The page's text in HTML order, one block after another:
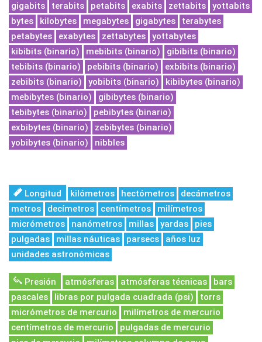
gigabits
terabits petabits exabits zettabits
yottabits
bytes
kilobytes megabytes gigabytes
terabytes
petabytes
exabytes zettabytes
yottabytes
kibibits (binario)
mebibits (binario)
gibibits (binario)
tebibits (binario)
pebibits (binario)
exbibits (binario)
zebibits (binario)
yobibits (binario)
kibibytes (binario)
mebibytes (binario)
gibibytes (binario)
tebibytes (binario)
pebibytes (binario)
exbibytes (binario)
zebibytes (binario)
yobibytes (binario)
nibbles
Longitud kilómetros hectómetros
decámetros
metros
decímetros centímetros
milímetros
micrómetros
nanómetros millas yardas
pies
pulgadas
millas náuticas parsecs
años luz
unidades astronómicas
Presión atmósferas atmósferas técnicas
bars
pascales
libras por pulgada cuadrada (psi)
torrs
micrómetros de mercurio
milímetros de mercurio
centímetros de mercurio
pulgadas de mercurio